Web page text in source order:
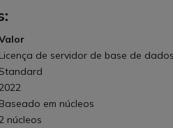
Licença de servidor de base de
Standard
Baseado em núcleos
núcleos